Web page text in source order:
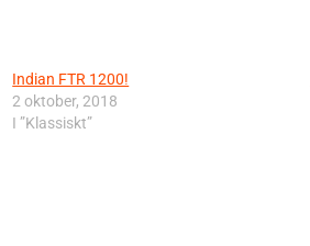
Indian FTR 1200!
2 oktober, 2018
I ”Klassiskt”